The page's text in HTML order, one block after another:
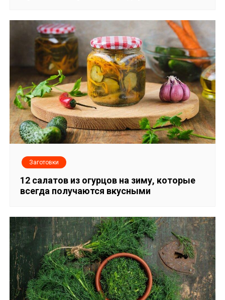
Заготовки
12 салатов из огурцов на зиму, которые
всегда получаются вкусными